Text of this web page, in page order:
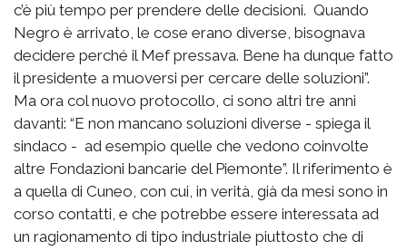
c’è più tempo per prendere delle decisioni. Quando
Negro è arrivato, le cose erano diverse, bisognava
decidere perché il Mef pressava. Bene ha dunque fatto
il presidente a muoversi per cercare delle soluzioni”.
Ma ora col nuovo protocollo, ci sono altri tre anni
davanti: “E non mancano soluzioni diverse - spiega il
sindaco - ad esempio quelle che vedono coinvolte
altre Fondazioni bancarie del Piemonte”. Il riferimento è
a quella di Cuneo, con cui, in verità, già da mesi sono in
corso contatti, e che potrebbe essere interessata ad
un ragionamento di tipo industriale piuttosto che di